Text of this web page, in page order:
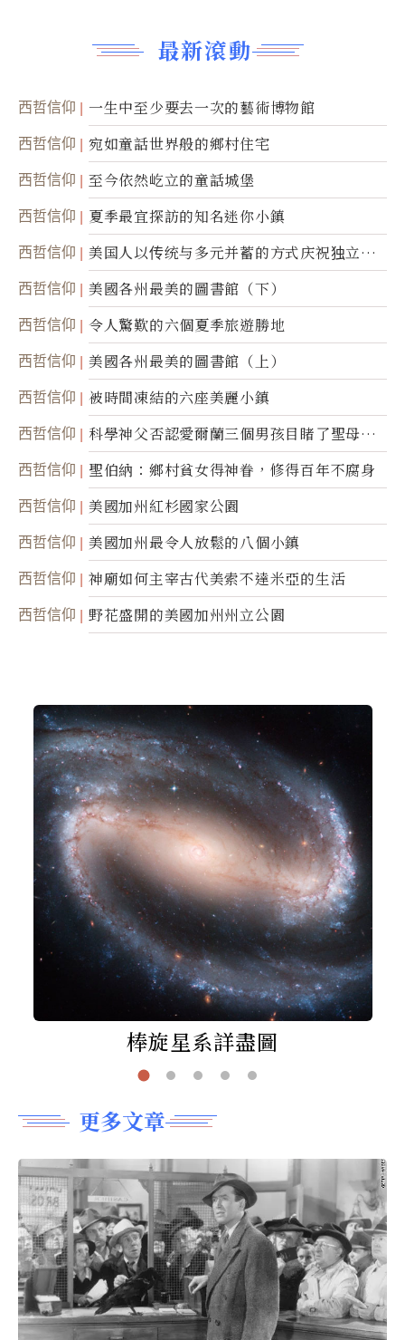
最新滾動
西哲信仰 一生中至少要去一次的藝術博物館
西哲信仰 宛如童話世界般的鄉村住宅
西哲信仰 至今依然屹立的童話城堡
西哲信仰 夏季最宜探訪的知名迷你小鎮
西哲信仰
美国人以传统与多元并蓄的方式庆祝独立日2
50周年
西哲信仰 美國各州最美的圖書館（下）
西哲信仰 令人驚歎的六個夏季旅遊勝地
西哲信仰 美國各州最美的圖書館（上）
西哲信仰 被時間凍結的六座美麗小鎮
西哲信仰
科學神父否認愛爾蘭三個男孩目睹了聖母顯
靈
西哲信仰 聖伯納：鄉村貧女得神眷，修得百年不腐身
西哲信仰 美國加州紅杉國家公園
西哲信仰 美國加州最令人放鬆的八個小鎮
西哲信仰 神廟如何主宰古代美索不達米亞的生活
西哲信仰 野花盛開的美國加州州立公園
棒旋星系詳盡圖
更多文章